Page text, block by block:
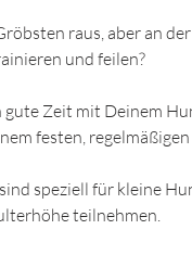
raus, aber an
und feilen?
gute Zeit mit Deinem
festen, regelmäßigen
speziell für kleine
teilnehmen.